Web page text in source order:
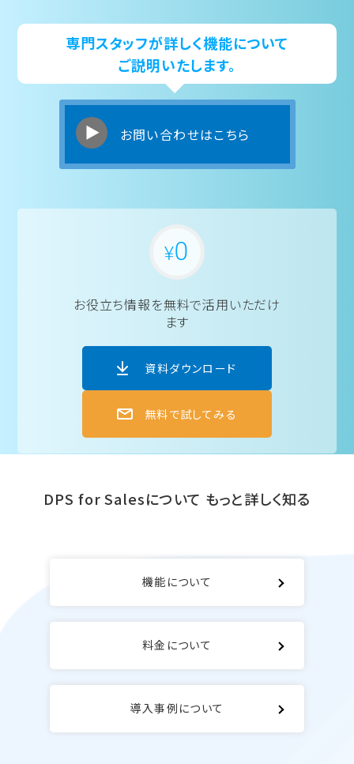
専門スタッフが詳しく機能について
ご説明いたします。
お問い合わせはこちら
お役立ち情報を無料で活用いただけ
ます
資料ダウンロード
無料で試してみる
DPS for Salesについて もっと詳しく知る
機能について
料金について
導入事例について